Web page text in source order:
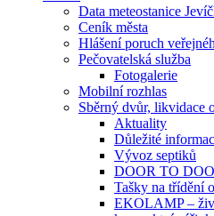
Data meteostanice
Ceník města
Hlášení poruch
Pečovatelská služba
Fotogalerie
Mobilní rozhlas
Sběrný dvůr, likvidace
Aktuality
Důležité
Vývoz septiků
DOOR TO
Tašky na třídění
EKOLAMP –